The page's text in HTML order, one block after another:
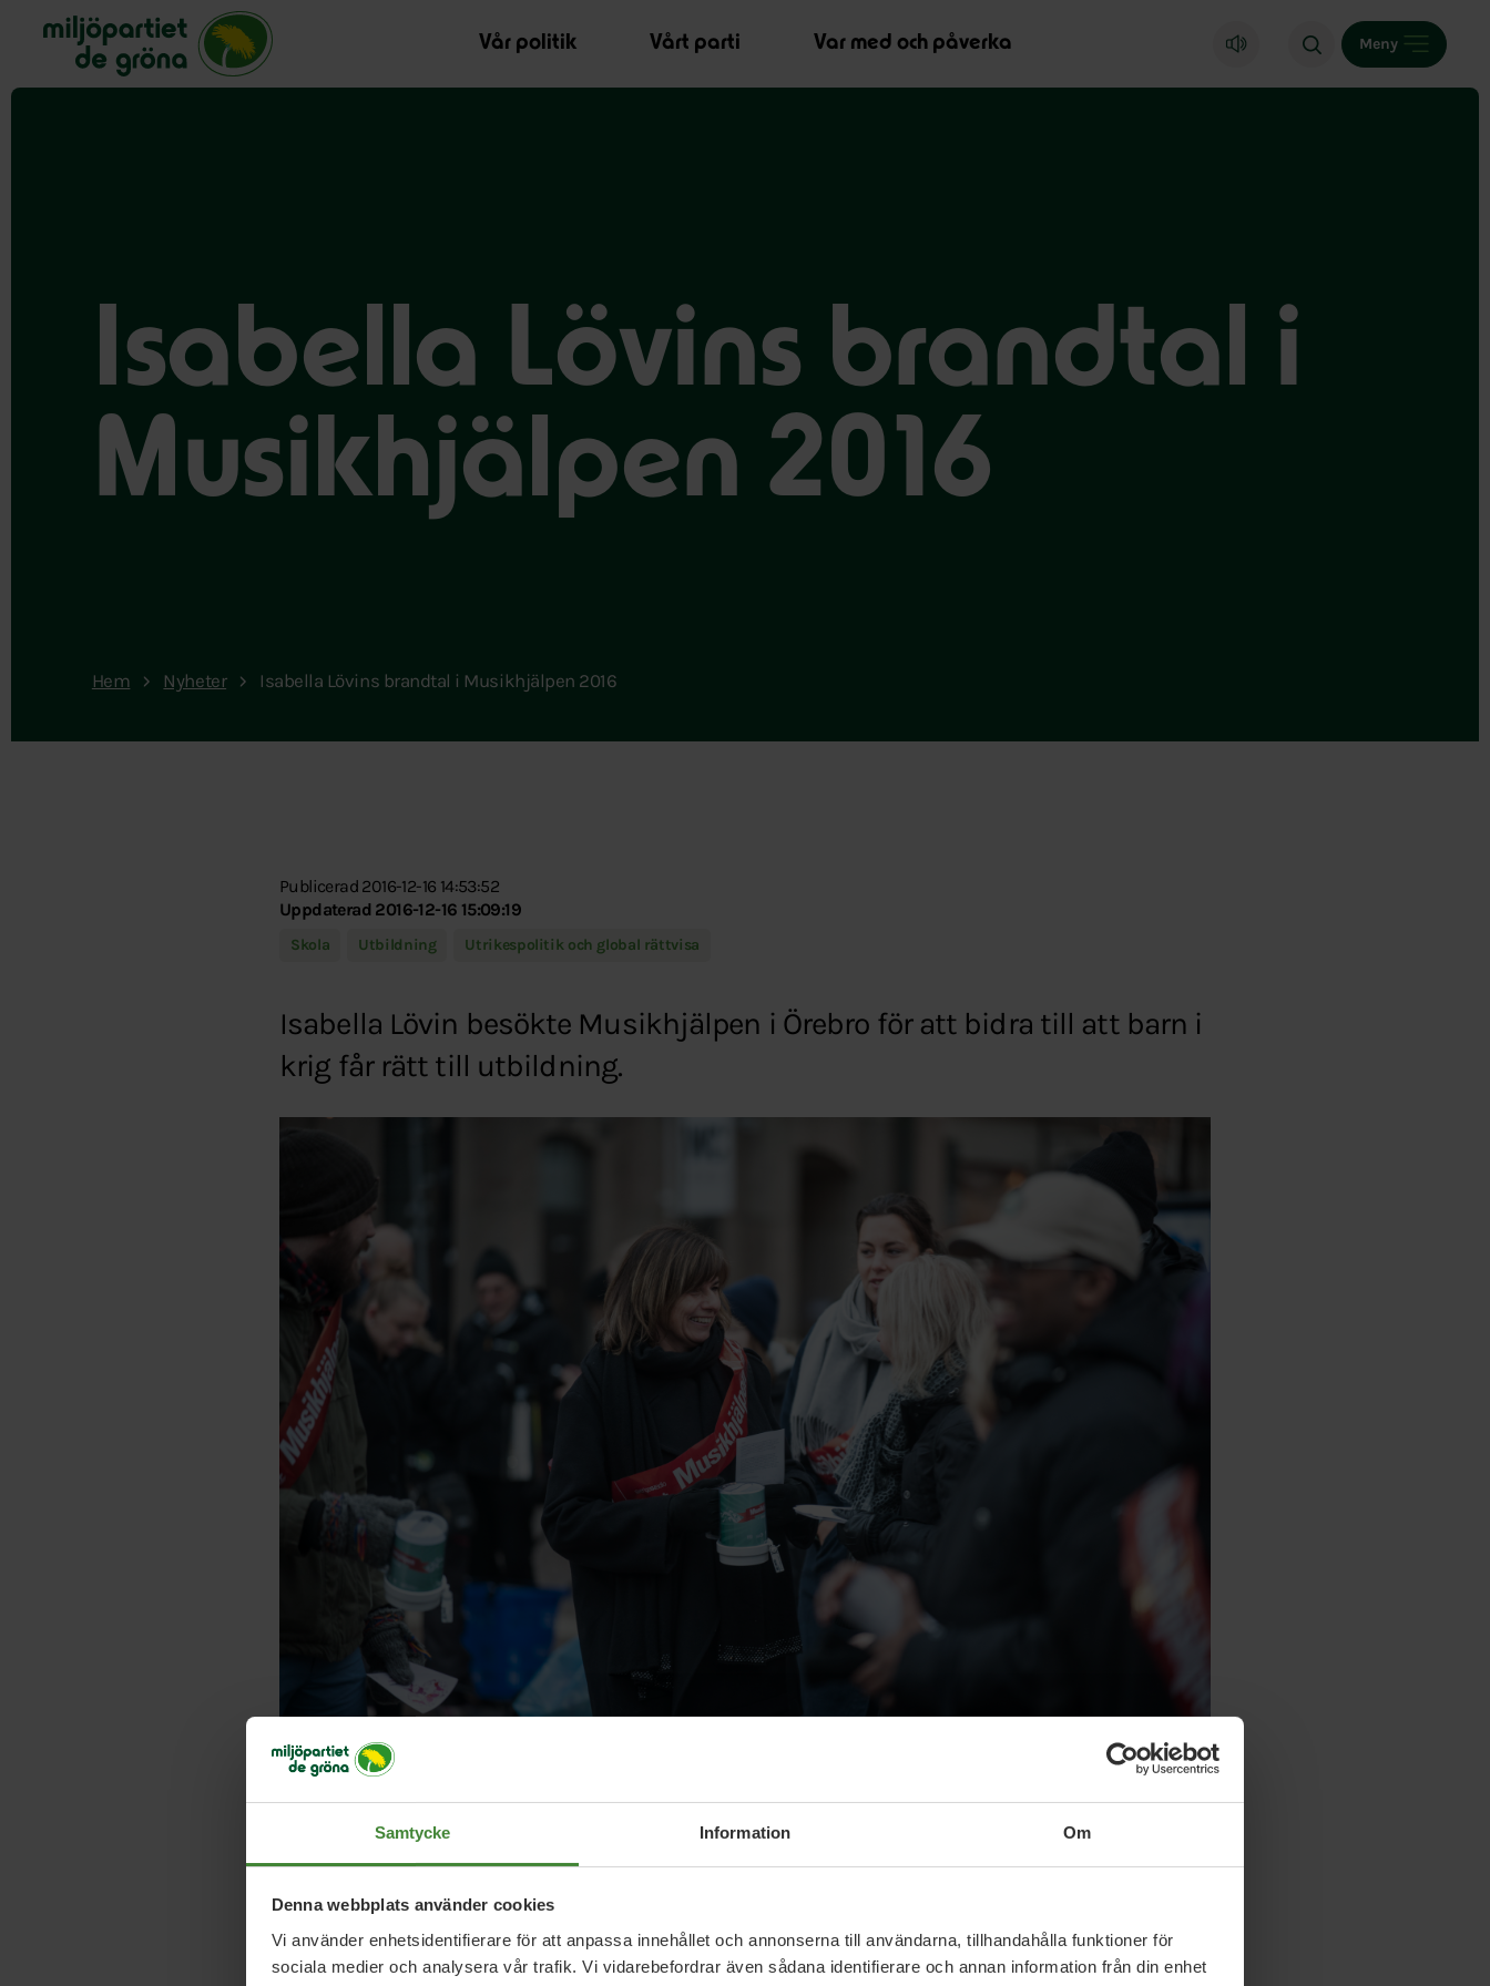
Samtycke Information Om
Denna webbplats använder cookies
Vi använder enhetsidentifierare för att anpassa innehållet och annonserna till användarna, tillhandahålla funktioner för
sociala medier och analysera vår trafik. Vi vidarebefordrar även sådana identifierare och annan information från din enhet
Miljöpartiet de gröna, startsida
Vår politik
Vårt parti Var med och påverka Meny
Isabella Lövins brandtal i
Musikhjälpen 2016
Hem Nyheter Isabella Lövins brandtal i Musikhjälpen 2016
Publicerad 2016-12-16 14:53:52
Uppdaterad 2016-12-16 15:09:19
Skola Utbildning Utrikespolitik och global rättvisa
Isabella Lövin besökte Musikhjälpen i Örebro för att bidra till att barn i
krig får rätt till utbildning.
"Just nu är 65 miljoner människor i världen på flykt. Så många har inte varit på flykt sedan andra
Jag har besökt de stora flyktinglägren i Kenya, Etiopien, Sydsudan och här ser barnen